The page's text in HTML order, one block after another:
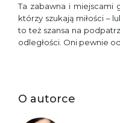
Ta zabawna i miejscami
którzy szukają miłości –
to też szansa na
odległości. Oni pewnie
O autorce